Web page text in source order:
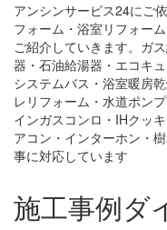
アンシンサービス24にご
フォーム・浴室リフォー
ご紹介していきます。ガ
器・石油給湯器・エコキ
システムバス・浴室暖房
レリフォーム・水道ポン
インガスコンロ・IHクッ
アコン・インターホン・
事に対応しています
施工事例ダ